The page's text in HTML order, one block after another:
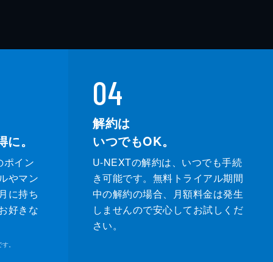
。
ポイン
やマン
に持ち
好きな
。
04
解約は
いつでもOK。
U-NEXTの解約は、いつでも手続
き可能です。無料トライアル期間
中の解約の場合、月額料金は発生
しませんので安心してお試しくだ
さい。